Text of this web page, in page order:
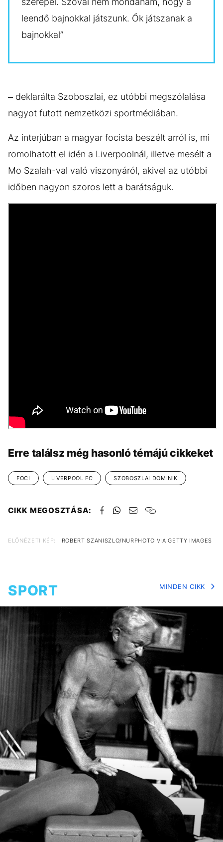
leendő bajnokkal játszunk. Ők játszanak a
bajnokkal”
– deklarálta Szoboszlai, ez utóbbi megszólalása
nagyot futott nemzetközi sportmédiában.
Az interjúban a magyar focista beszélt arról is, mi
romolhatott el idén a Liverpoolnál, illetve mesélt a
Mo Szalah-val való viszonyáról, akivel az utóbbi
időben nagyon szoros lett a barátságuk.
Erre találsz még hasonló témájú cikkeket
FOCI LIVERPOOL FC SZOBOSZLAI DOMINIK
CIKK MEGOSZTÁSA:
ELŐNÉZETI KÉP: ROBERT SZANISZLO/NURPHOTO VIA GETTY IMAGES
SPORT MINDEN CIKK